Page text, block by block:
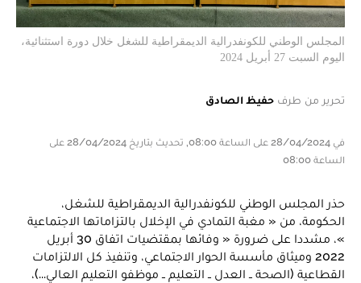
المجلس الوطني للكونفدرالية الديمقراطية للشغل خلال دورة استثنائية،
اليوم السبت 27 أبريل 2024
تحرير من طرف حفيظ الصادق
في 28/04/2024 على الساعة 08:00, تحديث بتاريخ 28/04/2024 على
الساعة 08:00
حذر المجلس الوطني للكونفدرالية الديمقراطية للشغل،
الحكومة، من « مغبة التمادي في الإخلال بالتزاماتها الاجتماعية
»، مشددا على ضرورة « وفائها بمقتضيات اتفاق 30 أبريل
2022 وميثاق مأسسة الحوار الاجتماعي، وتنفيذ كل الالتزامات
القطاعية (الصحة ــ العدل ــ التعليم ــ موظفو التعليم العالي...)،